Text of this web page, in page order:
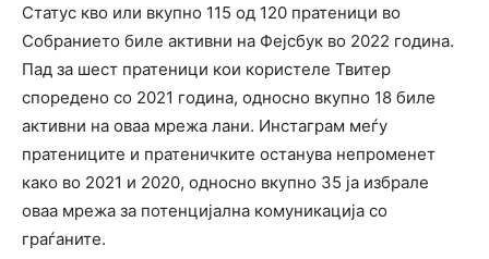
Статус кво или вкупно 115 од 120 пратеници во
Собранието биле активни на Фејсбук во 2022 година.
Пад за шест пратеници кои користеле Твитер
споредено со 2021 година, односно вкупно 18 биле
активни на оваа мрежа лани. Инстаграм меѓу
пратениците и пратеничките останува непроменет
како во 2021 и 2020, односно вкупно 35 ја избрале
оваа мрежа за потенцијална комуникација со
граѓаните.